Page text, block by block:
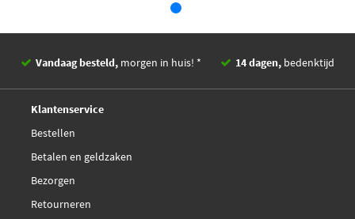
EBC Brakes DP22002
EBC Brakes DP42002R
EBC Brakes DPX2002
Vandaag besteld, morgen in huis! * 14 dagen, bedenktijd
Klantenservice
Bestellen
Betalen en geldzaken
Bezorgen
Retourneren